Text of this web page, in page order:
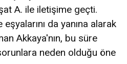
A. ile iletişime geçti.
da yanına alarak
Akkaya'nın, bu süre
neden olduğu öne